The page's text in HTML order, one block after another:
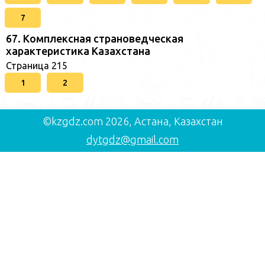
7
67. Комплексная страноведческая
характеристика Казахстана
Страница 215
1 2
©kzgdz.com 2026, Астана, Казахстан
dytgdz@gmail.com